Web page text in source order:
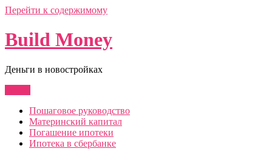
Перейти к содержимому
Build Money
Деньги в новостройках
Пошаговое руководство
Материнский капитал
Погашение ипотеки
Ипотека в сбербанке